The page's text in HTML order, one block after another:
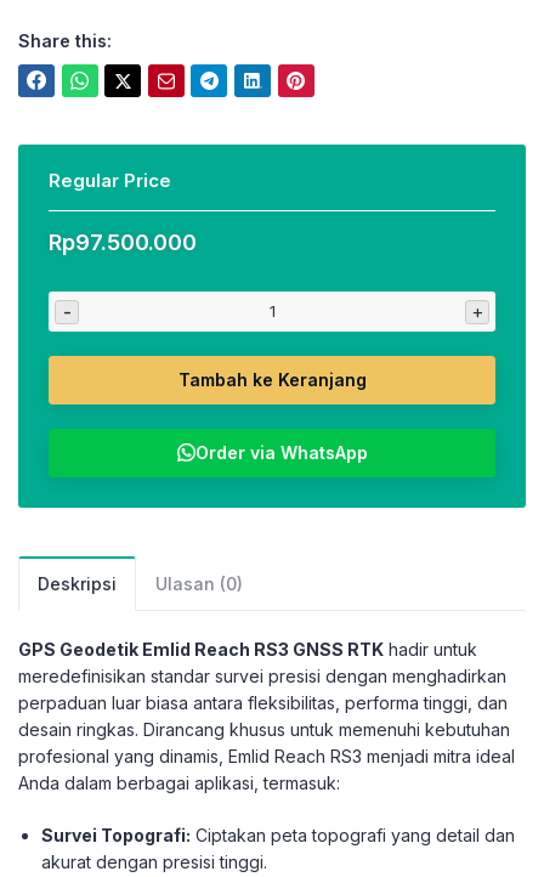
Share this:
Regular Price
Rp97.500.000
- +
Tambah ke Keranjang
Order via WhatsApp
Deskripsi Ulasan (0)
GPS Geodetik Emlid Reach RS3 GNSS RTK hadir untuk
meredefinisikan standar survei presisi dengan menghadirkan
perpaduan luar biasa antara fleksibilitas, performa tinggi, dan
desain ringkas. Dirancang khusus untuk memenuhi kebutuhan
profesional yang dinamis, Emlid Reach RS3 menjadi mitra ideal
Anda dalam berbagai aplikasi, termasuk:
Survei Topografi: Ciptakan peta topografi yang detail dan
akurat dengan presisi tinggi.